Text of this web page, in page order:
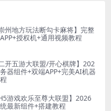
州地方玩法断勾卡麻将】完整
授权机+通用视频教程
开五游大联盟/开心棋牌】202
器组件+双端APP+完美AI机器
游戏欢乐至尊大联盟】2026
最新组件+搭建教程